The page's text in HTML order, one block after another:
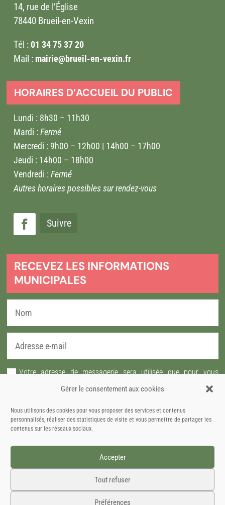
Gérer le consentement aux cookies
Nous utilisons des cookies pour vous proposer des services et contenus
personnalisés, réaliser des statistiques de visite et vous permettre de partager les
contenus sur les réseaux sociaux.
Accepter
Tout refuser
Préférences
14, rue de l’Église
78440 Brueil-en-Vexin
Tél :01 34 75 37 20
Mail : mairie@brueil-en-vexin.fr
HORAIRES D’ACCUEIL DU PUBLIC
Lundi : 8h30 – 11h30
Mardi :Fermé
Mercredi : 9h00 – 12h00 | 14h00 – 17h00
Jeudi : 14h00 – 18h00
Vendredi :Fermé
Autres horaires possibles sur rendez-vous
Suivre
RECEVEZ LES INFORMATIONS
MUNICIPALES
Votre adresse de messagerie sera utilisée que pour vous
envoyer notre lettre d'information ainsi que des informations
pourrez à tout moment vous désabonner grâce au lien intégré
dans la newsletter.
JE M'ABONNE
© 2026 Brueil-en-Vexin –Contact
Confidentialité–Accessibilité